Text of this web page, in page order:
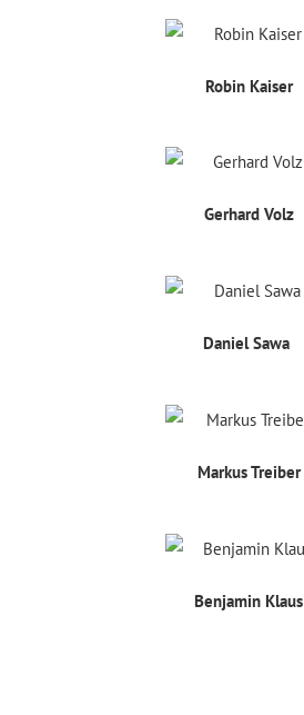
Robin Kaiser
Gerhard Volz
Daniel Sawa
Markus Treiber
Benjamin Klaus